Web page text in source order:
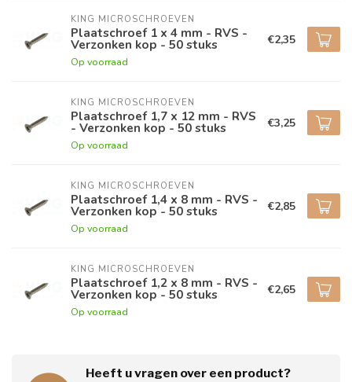
KING MICROSCHROEVEN
Plaatschroef 1 x 4 mm - RVS -
Verzonken kop - 50 stuks
Op voorraad
€2,35
KING MICROSCHROEVEN
Plaatschroef 1,7 x 12 mm - RVS
- Verzonken kop - 50 stuks
Op voorraad
€3,25
KING MICROSCHROEVEN
Plaatschroef 1,4 x 8 mm - RVS -
Verzonken kop - 50 stuks
Op voorraad
€2,85
KING MICROSCHROEVEN
Plaatschroef 1,2 x 8 mm - RVS -
Verzonken kop - 50 stuks
Op voorraad
€2,65
Heeft u vragen over een product?